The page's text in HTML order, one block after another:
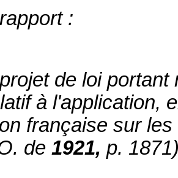
:
de loi
à l'application,
française sur
de 1921, p.